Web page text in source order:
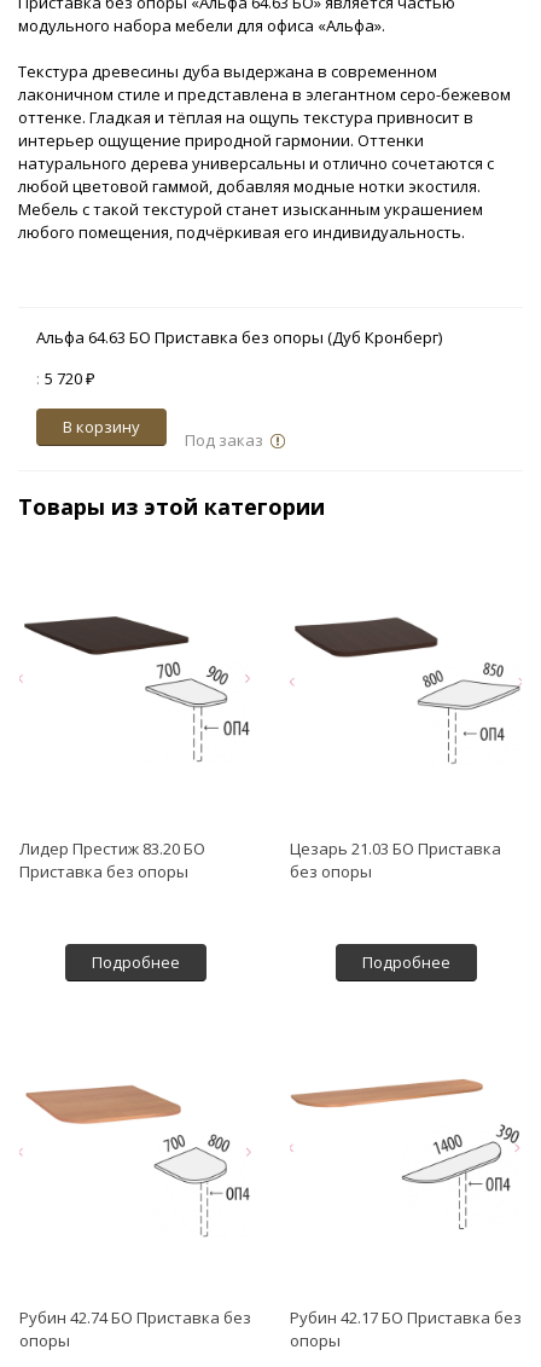
модульного набора мебели для офиса «Альфа».
Текстура древесины дуба выдержана в современном
лаконичном стиле и представлена в элегантном серо-бежевом
оттенке. Гладкая и тёплая на ощупь текстура привносит в
интерьер ощущение природной гармонии. Оттенки
натурального дерева универсальны и отлично сочетаются с
любой цветовой гаммой, добавляя модные нотки экостиля.
Мебель с такой текстурой станет изысканным украшением
любого помещения, подчёркивая его индивидуальность.
Альфа 64.63 БО Приставка без опоры (Дуб Кронберг)
: 5 720 ₽
В корзину
Под заказ
Товары из этой категории
Лидер Престиж 83.20 БО
Приставка без опоры
Подробнее
Цезарь 21.03 БО Приставка
без опоры
Подробнее
Рубин 42.74 БО Приставка без
опоры
Рубин 42.17 БО Приставка без
опоры